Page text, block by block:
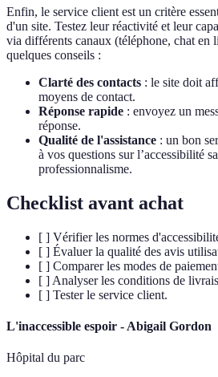
Enfin, le service client est un critère
d'un site. Testez leur réactivité et leur
via différents canaux (téléphone, chat en
quelques conseils :
Clarté des contacts : le site doit
moyens de contact.
Réponse rapide : envoyez un
réponse.
Qualité de l'assistance : un bon
à vos questions sur l’accessibilité
professionnalisme.
Checklist avant achat
[ ] Vérifier les normes
[ ] Évaluer la qualité des avis
[ ] Comparer les modes de
[ ] Analyser les conditions de
[ ] Tester le service client.
L'inaccessible espoir - Abigail Gordon
Hôpital du parc